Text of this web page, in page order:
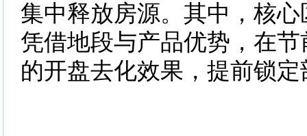
集中释放房源。其中，核
凭借地段与产品优势，在
的开盘去化效果，提前锁